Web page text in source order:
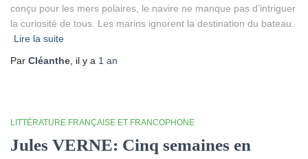
conçu pour les mers polaires, le navire ne manque pas d’intriguer
la curiosité de tous. Les marins ignorent la destination du bateau.
Lire la suite
Par Cléanthe, il y a 1 an
LITTÉRATURE FRANÇAISE ET FRANCOPHONE
Jules VERNE: Cinq semaines en